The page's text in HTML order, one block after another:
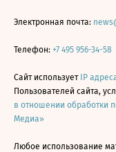
Электронная почта:
Телефон: +7 495 956-34-58
Сайт использует IP
Пользователей сайта,
в отношении обработки
Медиа»
Любое использование